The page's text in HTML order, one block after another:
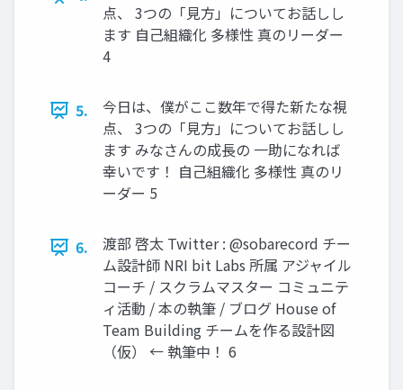
点、 3つの「見方」についてお話しし
ます 自己組織化 多様性 真のリーダー
4
5.
今日は、僕がここ数年で得た新たな視
点、 3つの「見方」についてお話しし
ます みなさんの成長の 一助になれば
幸いです！ 自己組織化 多様性 真のリ
ーダー 5
6.
渡部 啓太 Twitter : @sobarecord チー
ム設計師 NRI bit Labs 所属 アジャイル
コーチ / スクラムマスター コミュニテ
ィ活動 / 本の執筆 / ブログ House of
Team Building チームを作る設計図
（仮） ← 執筆中！ 6